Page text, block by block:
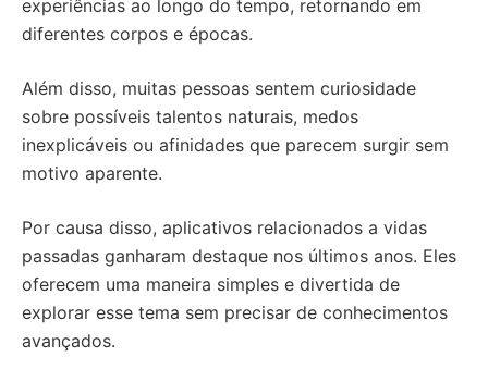
experiências ao longo do tempo, retornando em
diferentes corpos e épocas.
Além disso, muitas pessoas sentem curiosidade
sobre possíveis talentos naturais, medos
inexplicáveis ou afinidades que parecem surgir sem
motivo aparente.
Por causa disso, aplicativos relacionados a vidas
passadas ganharam destaque nos últimos anos. Eles
oferecem uma maneira simples e divertida de
explorar esse tema sem precisar de conhecimentos
avançados.